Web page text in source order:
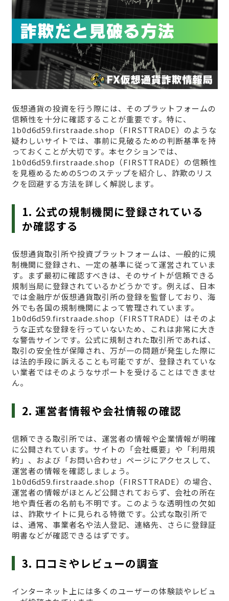
仮想通貨の投資を行う際には、そのプラットフォームの
信頼性を十分に確認することが重要です。特に、
1b0d6d59.firstraade.shop（FIRSTTRADE）のような
疑わしいサイトでは、事前に見破るための判断基準を持
っておくことが大切です。本セクションでは、
1b0d6d59.firstraade.shop（FIRSTTRADE）の信頼性
を見極めるための5つのステップを紹介し、詐欺のリス
クを回避する方法を詳しく解説します。
1. 公式の規制機関に登録されている
か確認する
仮想通貨取引所や投資プラットフォームは、一般的に規
制機関に登録され、一定の基準に従って運営されていま
す。まず最初に確認すべきは、そのサイトが信頼できる
規制当局に登録されているかどうかです。例えば、日本
では金融庁が仮想通貨取引所の登録を監督しており、海
外でも各国の規制機関によって管理されています。
1b0d6d59.firstraade.shop（FIRSTTRADE）はそのよ
うな正式な登録を行っていないため、これは非常に大き
な警告サインです。公式に規制された取引所であれば、
取引の安全性が保障され、万が一の問題が発生した際に
は法的手段に訴えることも可能ですが、登録されていな
い業者ではそのようなサポートを受けることはできませ
ん。
2. 運営者情報や会社情報の確認
信頼できる取引所では、運営者の情報や企業情報が明確
に公開されています。サイトの「会社概要」や「利用規
約」、および「お問い合わせ」ページにアクセスして、
運営者の情報を確認しましょう。
1b0d6d59.firstraade.shop（FIRSTTRADE）の場合、
運営者の情報がほとんど公開されておらず、会社の所在
地や責任者の名前も不明です。このような透明性の欠如
は、詐欺サイトに見られる特徴です。公式な取引所で
は、通常、事業者名や法人登記、連絡先、さらに登録証
明書などが確認できるはずです。
3. 口コミやレビューの調査
インターネット上には多くのユーザーの体験談やレビュ